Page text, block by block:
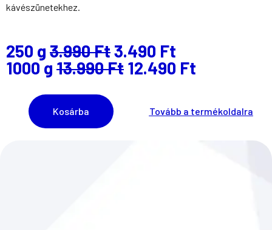
kávészünetekhez.
250 g 3.990 Ft3.490 Ft
1000 g 13.990 Ft 12.490 Ft
Kosárba Tovább a termékoldalra